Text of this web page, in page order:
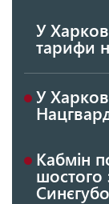
У
тарифи
У
Кабмін
шостого